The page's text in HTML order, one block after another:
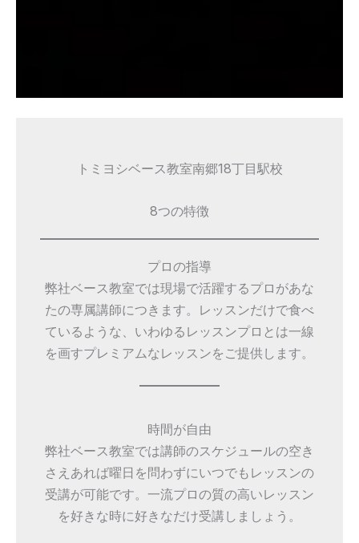
トミヨシベース教室南郷18丁目駅校
8つの特徴
プロの指導
弊社ベース教室では現場で活躍するプロがあな
たの専属講師につきます。レッスンだけで食べ
ているような、いわゆるレッスンプロとは一線
を画すプレミアムなレッスンをご提供します。
時間が自由
弊社ベース教室では講師のスケジュールの空き
さえあれば曜日を問わずにいつでもレッスンの
受講が可能です。一流プロの質の高いレッスン
を好きな時に好きなだけ受講しましょう。